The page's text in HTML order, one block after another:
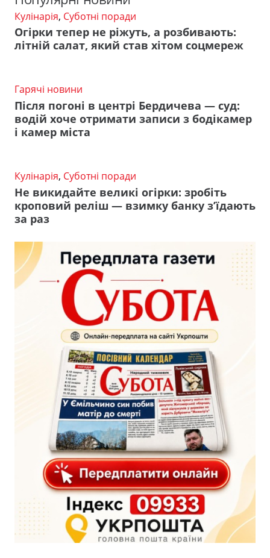
Кулінарія, Суботні поради
Огірки тепер не ріжуть, а розбивають:
літній салат, який став хітом соцмереж
Гарячі новини
Після погоні в центрі Бердичева — суд:
водій хоче отримати записи з бодікамер
і камер міста
Кулінарія, Суботні поради
Не викидайте великі огірки: зробіть
кроповий реліш — взимку банку з’їдають
за раз